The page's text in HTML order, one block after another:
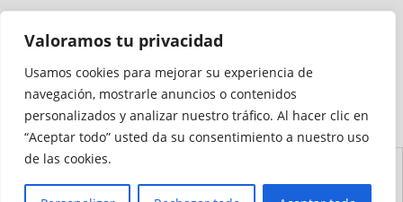
Valoramos tu privacidad
Usamos cookies para mejorar su experiencia de
navegación, mostrarle anuncios o contenidos
personalizados y analizar nuestro tráfico. Al hacer clic en
“Aceptar todo” usted da su consentimiento a nuestro uso
de las cookies.
Medio auditado por